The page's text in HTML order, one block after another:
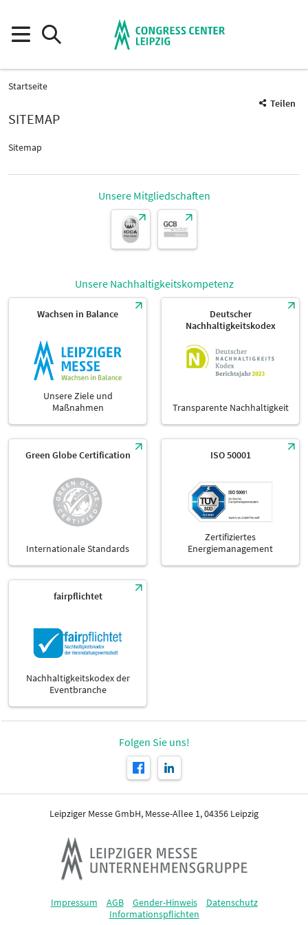
Startseite
Teilen
SITEMAP
Sitemap
Unsere Mitgliedschaften
Unsere Nachhaltigkeitskompetenz
Wachsen in Balance
Unsere Ziele und
Maßnahmen
Deutscher
Nachhaltigkeitskodex
Transparente Nachhaltigkeit
Green Globe Certification
Internationale Standards
ISO 50001
Zertifiziertes
Energiemanagement
fairpflichtet
Nachhaltigkeitskodex der
Eventbranche
Folgen Sie uns!
Leipziger Messe GmbH, Messe-Allee 1, 04356 Leipzig
Impressum AGB Gender-Hinweis
Datenschutz
Informationspflichten